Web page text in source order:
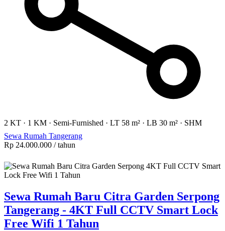
2 KT · 1 KM · Semi-Furnished · LT 58 m² · LB 30 m² · SHM
Sewa Rumah Tangerang
Rp 24.000.000 / tahun
Sewa Rumah Baru Citra Garden Serpong
Tangerang - 4KT Full CCTV Smart Lock
Free Wifi 1 Tahun